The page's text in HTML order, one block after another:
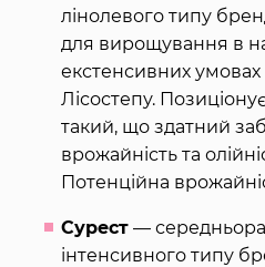
лінолевого типу
для вирощування в
екстенсивних
Лісостепу.
такий, що здатний
врожайність та
Потенційна
Сурест —
інтенсивного типу